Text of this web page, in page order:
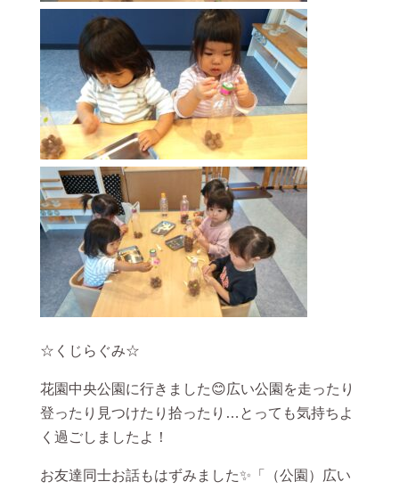
☆くじらぐみ☆
花園中央公園に行きました😊広い公園を走ったり
登ったり見つけたり拾ったり…とっても気持ちよ
く過ごしましたよ！
お友達同士お話もはずみました✨「（公園）広い